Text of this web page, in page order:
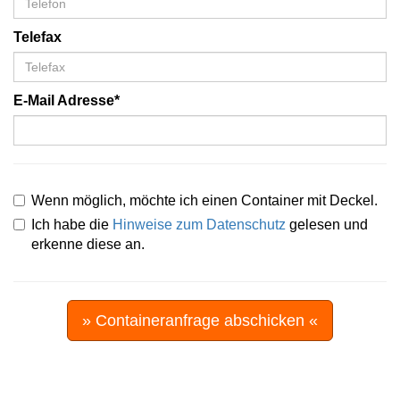
Telefax
E-Mail Adresse*
Wenn möglich, möchte ich einen Container mit Deckel.
Ich habe die Hinweise zum Datenschutz gelesen und
erkenne diese an.
» Containeranfrage abschicken «